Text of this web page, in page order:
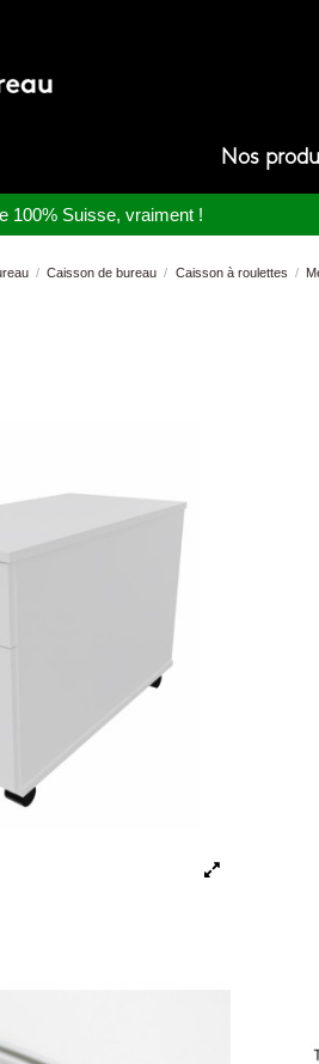
Nos
100% Suisse, vraiment !
Caisson de bureau Caisson à roulettes